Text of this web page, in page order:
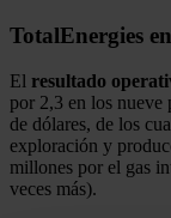
TotalEnergies
El resultado
por 2,3 en los nueve
de dólares, de los
exploración y
millones por el gas
veces más).